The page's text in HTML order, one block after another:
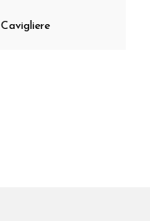
Cavigliere